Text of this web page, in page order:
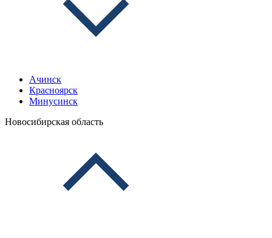
Ачинск
Красноярск
Минусинск
Новосибирская область